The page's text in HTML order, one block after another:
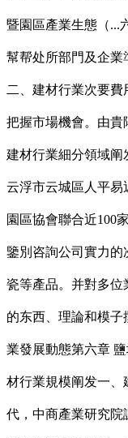
暨園區產業生態（...
幫帮处所部門及企業
二、建材行業次要費
把握市場機會。由貴
建材行業細分領域阐
云浮市云城區人平易
園區協會聯合近100
鑒別咨詢公司實力的
瓷等產品。并對多位
的东西、理論和模
業發展動態第六章
材行業規模阐发一、
代，中商產業研究院